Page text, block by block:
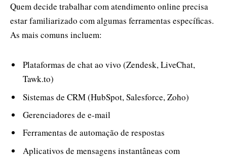
Quem decide trabalhar com atendimento online precisa
estar familiarizado com algumas ferramentas específicas.
As mais comuns incluem:
Plataformas de chat ao vivo (Zendesk, LiveChat,
Tawk.to)
Sistemas de CRM (HubSpot, Salesforce, Zoho)
Gerenciadores de e-mail
Ferramentas de automação de respostas
Aplicativos de mensagens instantâneas com